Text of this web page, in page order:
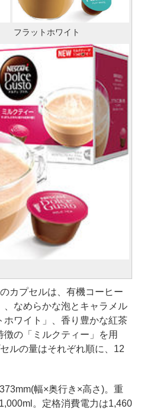
フラットホワイト
カプセルは、有機コーヒー
なめらかな泡とキャラメル
ワイト」、香り豊かな紅茶
の「ミルクティー」を用
ルの量はそれぞれ順に、12
幅×奥行き×高さ)。重
。定格消費電力は1,460